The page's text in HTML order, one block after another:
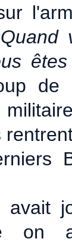
avait
on